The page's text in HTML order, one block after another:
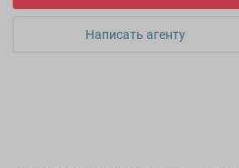
Написать агенту